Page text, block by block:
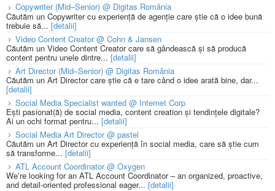
Copywriter (Mid–Senior) @ Digitas România
Căutăm un Copywriter cu experiență de agenție care știe că o idee bună
trebuie să... [detalii]
Video Content Creator @ Cohn & Jansen
Căutăm un Video Content Creator care să gândească și să producă
content pentru unele dintre... [detalii]
Art Director (Mid–Senior) @ Digitas România
Căutăm un Art Director care știe că e tare când o idee arată bine, dar...
[detalii]
Social Media Specialist wanted @ Internet Corp
Ești pasionat(ă) de social media, content creation și tendințele digitale?
Ai un ochi format pentru... [detalii]
Social Media Art Director @ pastel
Căutăm un Art Director cu experiență în social media, care să știe cum
să transforme... [detalii]
ATL Account Coordinator @ Oxygen
We’re looking for an ATL Account Coordinator – an organized, proactive,
and detail-oriented professional eager... [detalii]